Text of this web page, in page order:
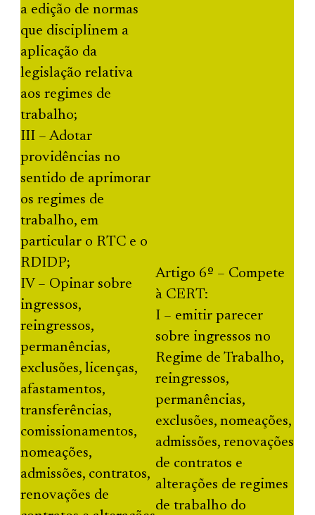
a edição de normas
que disciplinem a
aplicação da
legislação relativa
aos regimes de
trabalho;
III – Adotar
providências no
sentido de aprimorar
os regimes de
trabalho, em
particular o RTC e o
RDIDP;
IV – Opinar sobre
ingressos,
reingressos,
permanências,
exclusões, licenças,
afastamentos,
transferências,
comissionamentos,
nomeações,
admissões, contratos,
renovações de
Artigo 6º – Compete
à CERT:
I – emitir parecer
sobre ingressos no
Regime de Trabalho,
reingressos,
permanências,
exclusões, nomeações,
admissões, renovações
de contratos e
alterações de regimes
de trabalho do